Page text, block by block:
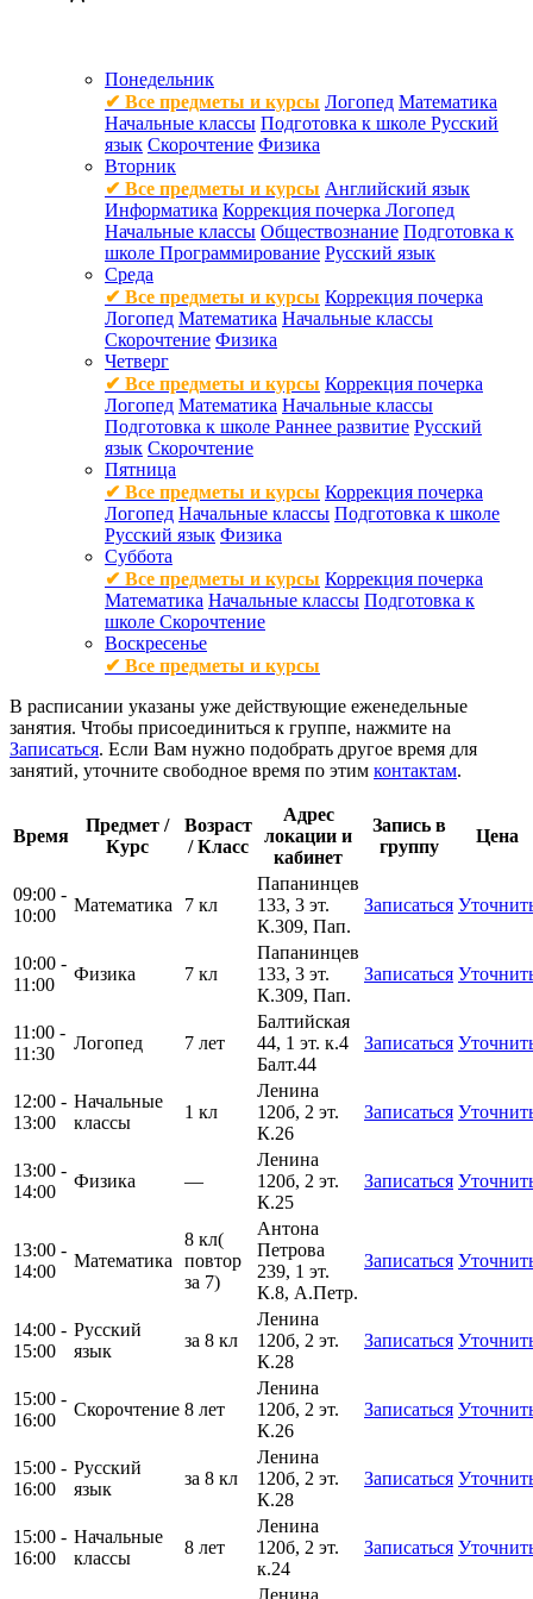
Понедельник
✔ Все предметы и курсы Логопед Математика
Начальные классы Подготовка к школе Русский
язык Скорочтение Физика
Вторник
✔ Все предметы и курсы Английский язык
Информатика Коррекция почерка Логопед
Начальные классы Обществознание Подготовка к
школе Программирование Русский язык
Среда
✔ Все предметы и курсы Коррекция почерка
Логопед Математика Начальные классы
Скорочтение Физика
Четверг
✔ Все предметы и курсы Коррекция почерка
Логопед Математика Начальные классы
Подготовка к школе Раннее развитие Русский
язык Скорочтение
Пятница
✔ Все предметы и курсы Коррекция почерка
Логопед Начальные классы Подготовка к школе
Русский язык Физика
Суббота
✔ Все предметы и курсы Коррекция почерка
Математика Начальные классы Подготовка к
школе Скорочтение
Воскресенье
✔ Все предметы и курсы
В расписании указаны уже действующие еженедельные
занятия. Чтобы присоединиться к группе, нажмите на
Записаться. Если Вам нужно подобрать другое время для
занятий, уточните свободное время по этим контактам.
Время
Предмет /
Курс
Возраст
/ Класс
Адрес
локации и
кабинет
Запись в
группу
Цена
09:00 -
10:00
Математика 7 кл
Папанинцев
133, 3 эт.
К.309, Пап.
Записаться
10:00 -
11:00
Физика 7 кл
Папанинцев
133, 3 эт.
К.309, Пап.
Записаться
11:00 -
11:30
Логопед 7 лет
Балтийская
44, 1 эт. к.4
Балт.44
Записаться
12:00 -
13:00
Начальные
классы
1 кл
Ленина
120б, 2 эт.
К.26
Записаться
13:00 -
14:00
Физика —
Ленина
120б, 2 эт.
К.25
Записаться
13:00 -
14:00
Математика
8 кл(
повтор
за 7)
Антона
Петрова
239, 1 эт.
К.8, А.Петр.
Записаться
14:00 -
15:00
Русский
язык
за 8 кл
Ленина
120б, 2 эт.
К.28
Записаться
15:00 -
16:00
Скорочтение 8 лет
Ленина
120б, 2 эт.
К.26
Записаться
15:00 -
16:00
Русский
язык
за 8 кл
Ленина
120б, 2 эт.
К.28
Записаться
15:00 -
16:00
Начальные
классы
8 лет
Ленина
120б, 2 эт.
к.24
Записаться
Ленина